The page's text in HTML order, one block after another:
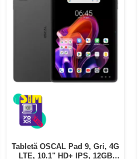
Tabletă OSCAL Pad 9, Gri, 4G
LTE, 10.1" HD+ IPS, 12GB